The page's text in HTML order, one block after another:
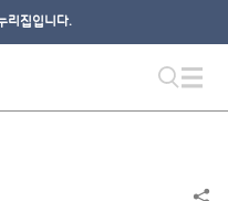
리집입니다.